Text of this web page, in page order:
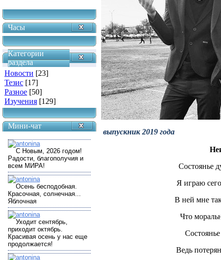
Часы
Категории
раздела
Новости [23]
Тезис [17]
Разное [50]
Изучения [129]
Мини-чат
выпускник 2019 года
Состоянье
Я играю
В ней мне
Что
Ведь